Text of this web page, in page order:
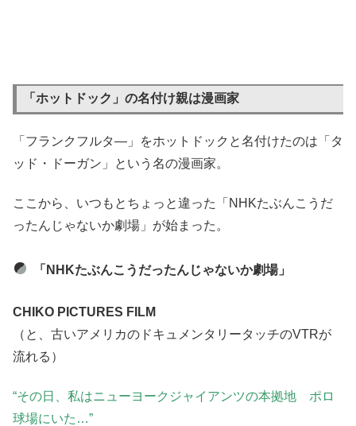
「ホットドック」の名付け親は漫画家
「フランクフルタ―」をホットドックと名付けたのは「タ
ッド・ドーガン」という名の漫画家。
ここから、いつもとちょっと違った「NHKたぶんこうだ
ったんじゃないか劇場」が始まった。
「NHKたぶんこうだったんじゃないか劇場」
CHIKO PICTURES FILM
（と、古いアメリカのドキュメンタリータッチのVTRが
流れる）
“その日、私はニューヨークジャイアンツの本拠地 ポロ
球場にいた…”